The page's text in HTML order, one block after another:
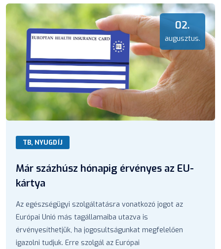
02.
augusztus.
TB, NYUGDÍJ
Már százhúsz hónapig érvényes az EU-
kártya
Az egészségügyi szolgáltatásra vonatkozó jogot az
Európai Unió más tagállamaiba utazva is
érvényesíthetjük, ha jogosultságunkat megfelelően
igazolni tudjuk. Erre szolgál az Európai